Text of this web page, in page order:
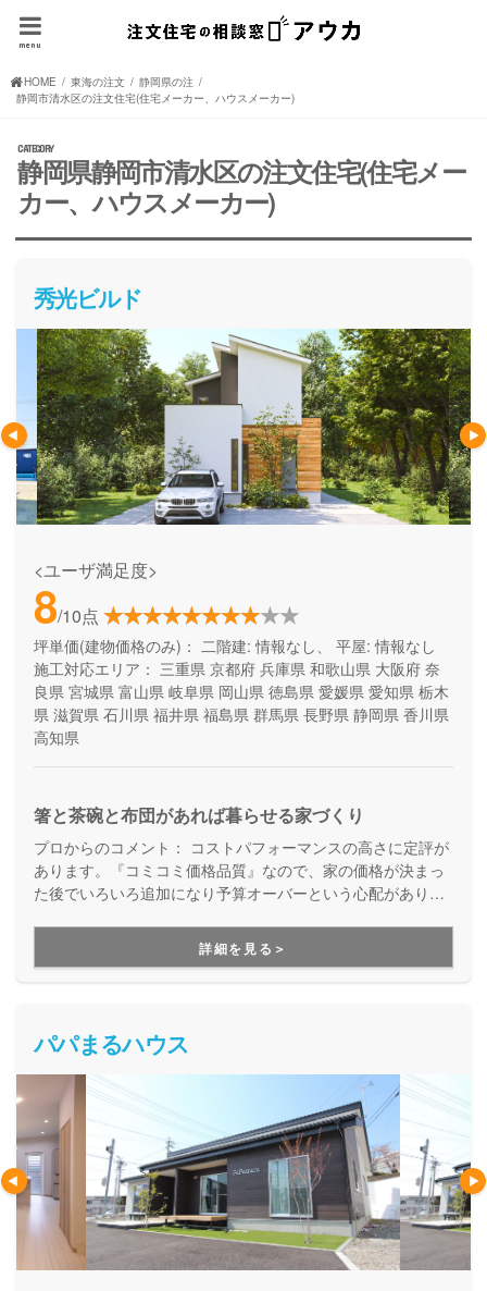
menu
HOME 東海の注文住宅(住宅メーカー、ハウスメーカー)
静岡県の注文住宅(住宅メーカー、ハウスメーカー)
静岡市清水区の注文住宅(住宅メーカー、ハウスメーカー)
静岡県静岡市清水区の注文住宅(住宅メー
カー、ハウスメーカー)
秀光ビルド
<ユーザ満足度>
8/10点
坪単価(建物価格のみ)： 二階建: 情報なし、 平屋: 情報なし
施工対応エリア： 三重県 京都府 兵庫県 和歌山県 大阪府 奈
良県 宮城県 富山県 岐阜県 岡山県 徳島県 愛媛県 愛知県 栃木
県 滋賀県 石川県 福井県 福島県 群馬県 長野県 静岡県 香川県
高知県
箸と茶碗と布団があれば暮らせる家づくり
プロからのコメント：
あります。『コミコミ価格品質』なので、家の価格が決まっ
た後でいろいろ追加になり予算オーバーという心配がありま
詳細を見る＞
パパまるハウス